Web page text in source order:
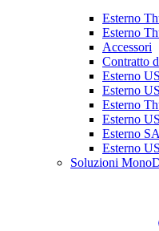
Esterno
Esterno
Accessori
Contratto
Esterno
Esterno
Esterno
Esterno
Esterno
Esterno
Soluzioni